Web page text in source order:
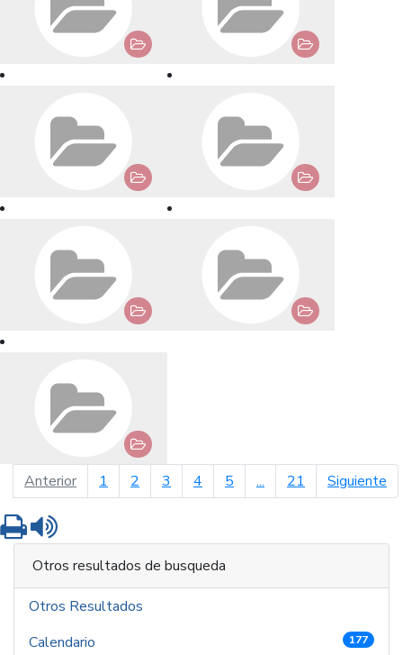
Anteriorpágina anterior
1 2 3 4 5 ... 21 Siguiente
Imprimir
Otros resultados de busqueda
Otros Resultados
Calendario
177